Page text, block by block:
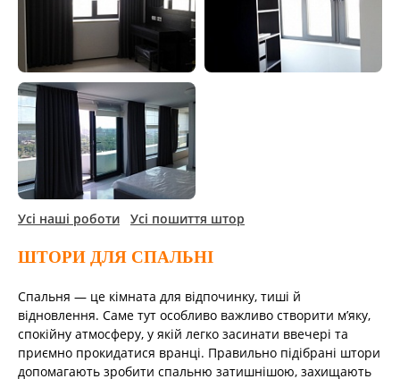
Усі наші роботи Усі пошиття штор
ШТОРИ ДЛЯ СПАЛЬНІ
Спальня — це кімната для відпочинку, тиші й
відновлення. Саме тут особливо важливо створити м’яку,
спокійну атмосферу, у якій легко засинати ввечері та
приємно прокидатися вранці. Правильно підібрані штори
допомагають зробити спальню затишнішою, захищають